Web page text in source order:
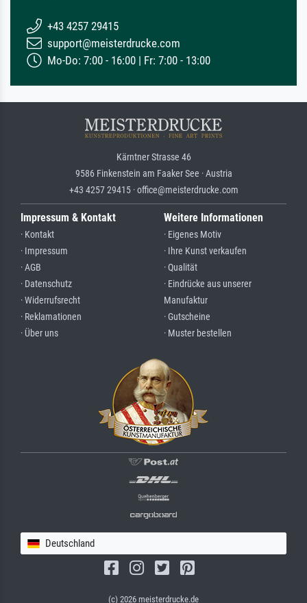
+43 4257 29415
support@meisterdrucke.com
Mo-Do: 7:00 - 16:00 | Fr: 7:00 - 13:00
Kärntner Strasse 46
9586 Finkenstein am Faaker See · Austria
+43 4257 29415 · office@meisterdrucke.com
Impressum & Kontakt
· Kontakt
· Impressum
· AGB
· Datenschutz
· Widerrufsrecht
· Reklamationen
· Über uns
Weitere Informationen
· Eigenes Motiv
· Ihre Kunst verkaufen
· Qualität
· Eindrücke aus unserer
Manufaktur
· Gutscheine
· Muster bestellen
Deutschland
(c) 2026 meisterdrucke.de